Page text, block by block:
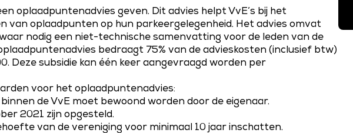
oplaadpuntenadvies geven. Dit advies helpt VvE’s bij het
van oplaadpunten op hun parkeergelegenheid. Het advies omvat
nodig een niet-technische samenvatting voor de leden van de
bedraagt 75% van de advieskosten (inclusief btw)
Deze subsidie kan één keer aangevraagd worden per
voor het oplaadpuntenadvies:
de VvE moet bewoond worden door de eigenaar.
2021 zijn opgesteld.
van de vereniging voor minimaal 10 jaar inschatten.